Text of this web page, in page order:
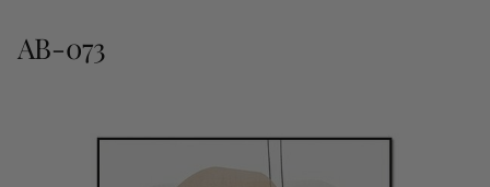
AB-073